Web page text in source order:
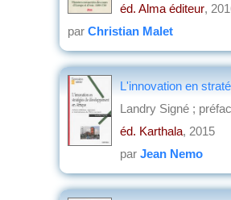
éd. Alma éditeur,
par Christian Malet
L'innovation en
Landry Signé ;
éd. Karthala, 2015
par Jean Nemo